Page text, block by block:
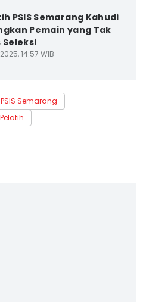
PSIS Semarang Kahudi
Pemain yang Tak
Seleksi
14:57 WIB
PSIS Semarang